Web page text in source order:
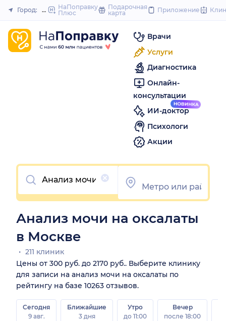
to
Закрыть
Город: МоскваНаПоправку
Плюс
Подарочная
карта
Приложение
Врачи
Услуги
Диагностика
Онлайн-
консультации
ИИ-доктор
Психологи
Акции
Очистить
Анализ мочи на оксалаты
в Москве
211 клиник
Цены от 300 руб. до 2170 руб.. Выберите клинику
для записи на анализ мочи на оксалаты по
рейтингу на базе 10263 отзывов.
Сегодня
9 авг.
Ближайшие
3 дня
Утро
до 11:00
Вечер
после 18:00